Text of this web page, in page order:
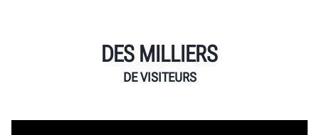
DES MILLIERS
DE VISITEURS